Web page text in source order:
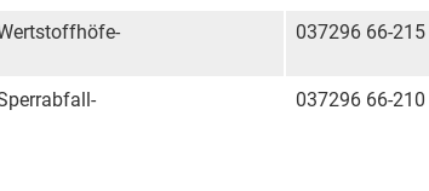
037296 66-215
037296 66-210